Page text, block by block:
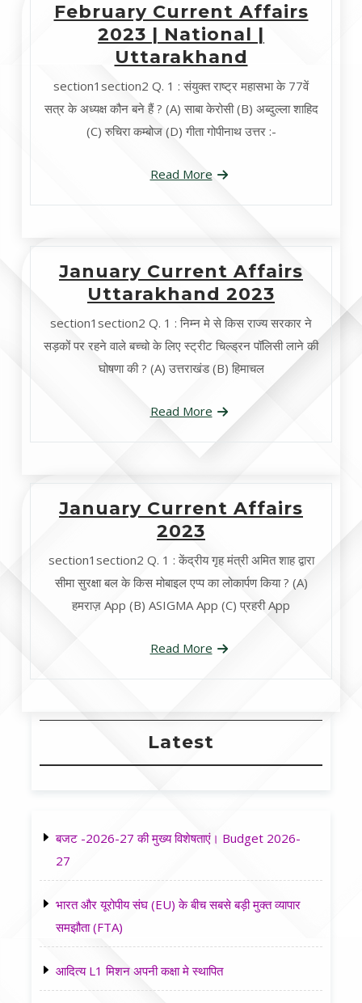
February Current Affairs
2023 | National |
Uttarakhand
section1section2 Q. 1 : संयुक्त राष्ट्र महासभा के 77वें
सत्र के अध्यक्ष कौन बने हैं ? (A) साबा केरोसी (B) अब्दुल्ला शाहिद
(C) रुचिरा कम्बोज (D) गीता गोपीनाथ उत्तर :-
Read More
January Current Affairs
Uttarakhand 2023
section1section2 Q. 1 : निम्न मे से किस राज्य सरकार ने
सड़कों पर रहने वाले बच्चो के लिए स्ट्रीट चिल्ड्रन पॉलिसी लाने की
घोषणा की ? (A) उत्तराखंड (B) हिमाचल
Read More
January Current Affairs
2023
section1section2 Q. 1 : केंद्रीय गृह मंत्री अमित शाह द्वारा
सीमा सुरक्षा बल के किस मोबाइल एप्प का लोकार्पण किया ? (A)
हमराज़ App (B) ASIGMA App (C) प्रहरी App
Read More
Latest
बजट -2026-27 की मुख्य विशेषताएं। Budget 2026-
27
भारत और यूरोपीय संघ (EU) के बीच सबसे बड़ी मुक्त व्यापार
समझौता (FTA)
आदित्य L1 मिशन अपनी कक्षा मे स्थापित